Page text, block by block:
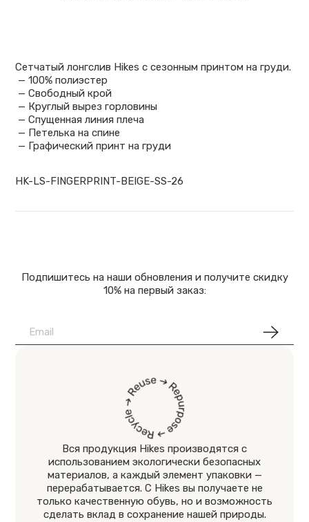
Сетчатый лонгслив Hikes с сезонным принтом на груди.
— 100% полиэстер
— Свободный крой
— Круглый вырез горловины
— Спущенная линия плеча
— Петелька на спине
— Графический принт на груди
HK-LS-FINGERPRINT-BEIGE-SS-26
Подпишитесь на наши обновления и получите скидку
10% на первый заказ:
Вся продукция Hikes производятся с
использованием экологически безопасных
материалов, а каждый элемент упаковки —
перерабатывается. С Hikes вы получаете не
только качественную обувь, но и возможность
сделать вклад в сохранение нашей природы.